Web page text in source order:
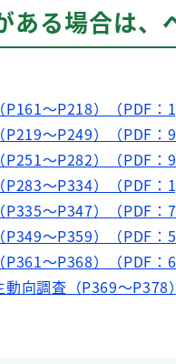
ある場合は、
～P218）（PDF：
～P249）（PDF：
～P282）（PDF：
～P334）（PDF：
～P347）（PDF：
～P359）（PDF：
～P368）（PDF：
向調査（P369～P378